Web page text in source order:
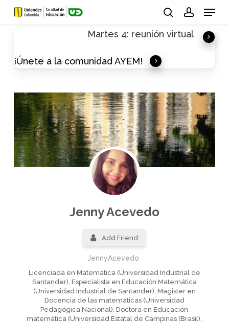
Skip
Menu
Martes 4: reunión virtual
¡Únete a la comunidad AYEM!
Jenny Acevedo
Add Friend
JennyAcevedo
Licenciada en Matemática (Universidad Industrial de
Santander), Especialista en Educación Matemática
(Universidad Industrial de Santander), Magister en
Docencia de las matemáticas (Universidad
Pedagógica Nacional), Doctora en Educación
matemática (Universidad Estatal de Campinas (Brasil).